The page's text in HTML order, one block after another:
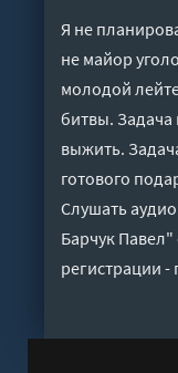
Я не
не майор
молодой
битвы.
выжить.
готового
Слушать
Барчук
регистрации -